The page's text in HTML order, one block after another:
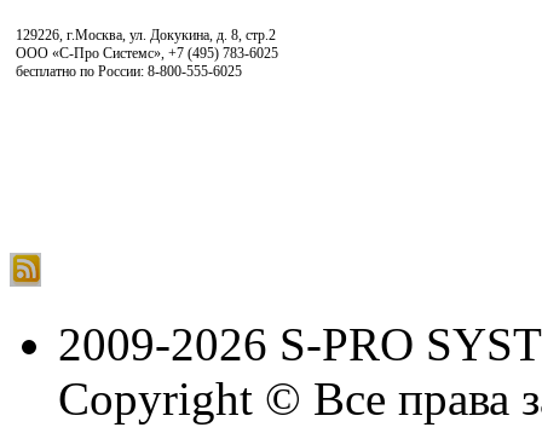
129226, г.Москва, ул. Докукина, д. 8, стр.2
ООО «С-Про Системс», +7 (495) 783-6025
бесплатно по России: 8-800-555-6025
2009-2026 S-PRO
Copyright © Все права